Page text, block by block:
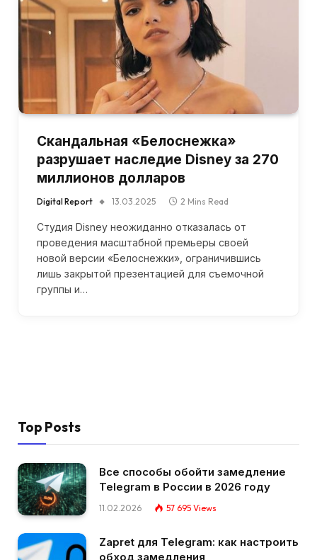
Скандальная «Белоснежка»
разрушает наследие Disney за 270
миллионов долларов
Digital Report 13.03.2025 2 Mins Read
Студия Disney неожиданно отказалась от
проведения масштабной премьеры своей
новой версии «Белоснежки», ограничившись
лишь закрытой презентацией для съемочной
группы и…
Top Posts
Все способы обойти замедление
Telegram в России в 2026 году
11.02.2026 57 695 Views
Zapret для Telegram: как настроить
обход замедления